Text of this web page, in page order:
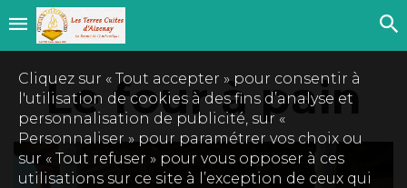
Le four à pain
Cliquez sur « Tout accepter » pour consentir à
l'utilisation de cookies à des fins d’analyse et
personnalisation de publicité, sur «
Personnaliser » pour paramétrer vos choix ou
sur « Tout refuser » pour vous opposer à ces
utilisations sur ce site à l’exception de ceux qui